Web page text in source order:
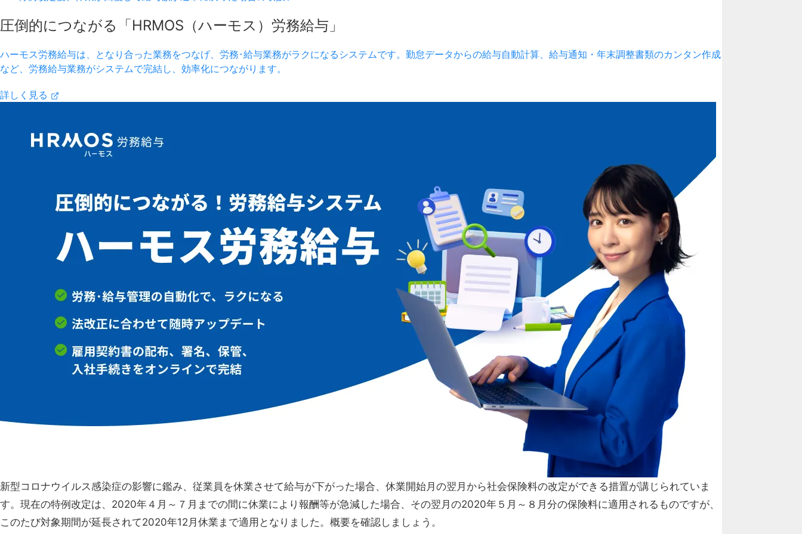
圧倒的につながる「HRMOS（ハーモス）労務給与」
ハーモス労務給与は、となり合った業務をつなげ、労務･給与業務がラクになるシステムです。勤怠データからの給与自動計算、給与通知・年末調整書類のカンタン作成
など、労務給与業務がシステムで完結し、効率化につながります。
詳しく見る
新型コロナウイルス感染症の影響に鑑み、従業員を休業させて給与が下がった場合、休業開始月の翌月から社会保険料の改定ができる措置が講じられていま
す。現在の特例改定は、2020年４月～７月までの間に休業により報酬等が急減した場合、その翌月の2020年５月～８月分の保険料に適用されるものですが、
このたび対象期間が延長されて2020年12月休業まで適用となりました。 概要を確認しましょう。